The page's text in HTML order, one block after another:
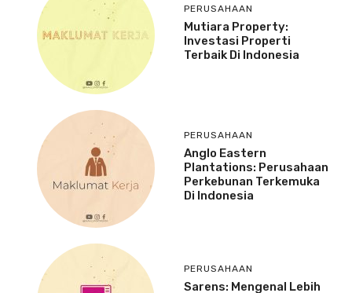
PERUSAHAAN
Mutiara Property:
Investasi Properti
Terbaik Di Indonesia
PERUSAHAAN
Anglo Eastern
Plantations: Perusahaan
Perkebunan Terkemuka
Di Indonesia
PERUSAHAAN
Sarens: Mengenal Lebih